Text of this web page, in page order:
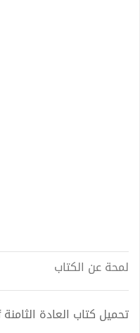
لمحة عن الكتاب
تحميل كتاب العادة الثامنة pdf الكاتب ستيفن آر كوفي